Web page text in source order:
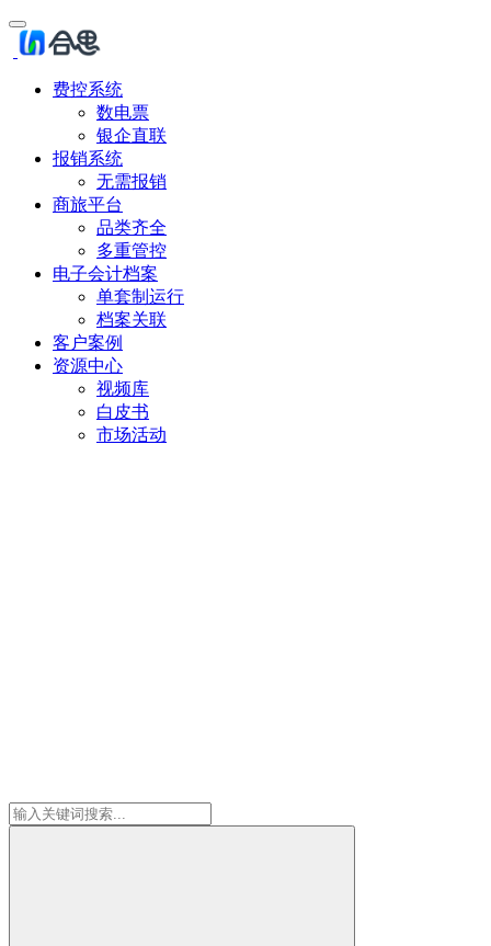
费控系统
数电票
银企直联
报销系统
无需报销
商旅平台
品类齐全
多重管控
电子会计档案
单套制运行
档案关联
客户案例
资源中心
视频库
白皮书
市场活动